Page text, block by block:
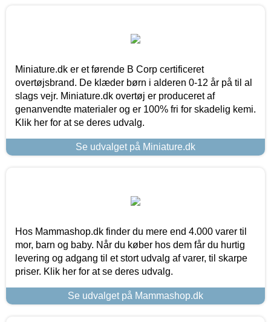
Miniature.dk er et førende B Corp certificeret
overtøjsbrand. De klæder børn i alderen 0-12 år på til al
slags vejr. Miniature.dk overtøj er produceret af
genanvendte materialer og er 100% fri for skadelig kemi.
Klik her for at se deres udvalg.
Se udvalget på Miniature.dk
Hos Mammashop.dk finder du mere end 4.000 varer til
mor, barn og baby. Når du køber hos dem får du hurtig
levering og adgang til et stort udvalg af varer, til skarpe
priser. Klik her for at se deres udvalg.
Se udvalget på Mammashop.dk